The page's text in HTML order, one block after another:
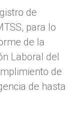
de
para lo
de la
Laboral del
de
de hasta